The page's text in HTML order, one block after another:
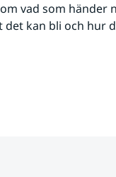
vad som händer
kan bli och hur